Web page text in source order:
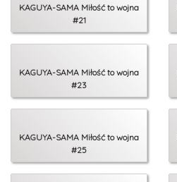
KAGUYA-SAMA Miłość to wojna
#21
KAGUYA-SAMA Miłość to wojna
#23
KAGUYA-SAMA Miłość to wojna
#25